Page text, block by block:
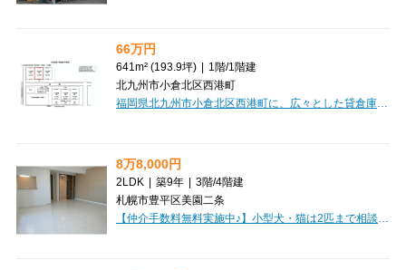
66万円
641m² (193.9坪) | 1階/1階建
北九州市小倉北区西港町
8万8,000円
2LDK | 築9年 | 3階/4階建
札幌市豊平区美園二条